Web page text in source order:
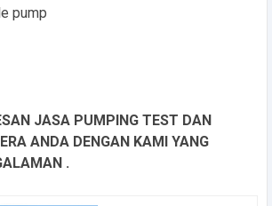
pump
JASA PUMPING TEST DAN
ANDA DENGAN KAMI YANG
.